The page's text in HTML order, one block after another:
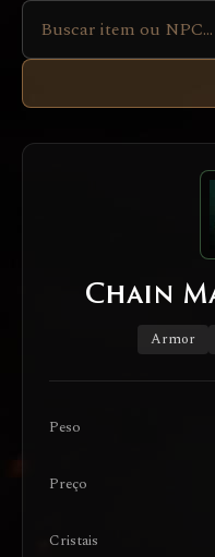
Chain
Armor
Peso
Preço
Cristais